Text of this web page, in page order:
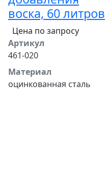
воска, 60 литров
Цена по запросу
Артикул
461-020
Материал
оцинкованная сталь